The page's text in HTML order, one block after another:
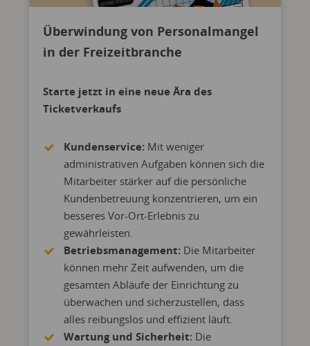
Überwindung von Personalmangel
in der Freizeitbranche
Starte jetzt in eine neue Ära des
Ticketverkaufs
Kundenservice:Mit weniger
administrativen Aufgaben können sich die
Mitarbeiter stärker auf die persönliche
Kundenbetreuung konzentrieren, um ein
besseres Vor-Ort-Erlebnis zu
gewährleisten.
Betriebsmanagement:Die Mitarbeiter
können mehr Zeit aufwenden, um die
gesamten Abläufe der Einrichtung zu
überwachen und sicherzustellen, dass
alles reibungslos und effizient läuft.
Wartung und Sicherheit:Die